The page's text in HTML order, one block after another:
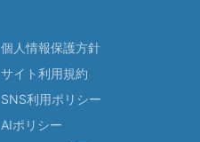
個人情報保護方針
サイト利用規約
SNS利用ポリシー
AIポリシー